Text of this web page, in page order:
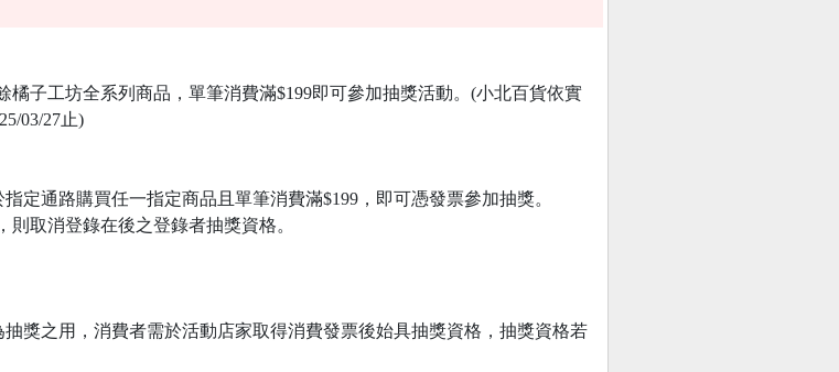
子工坊全系列商品，單筆消費滿$199即可參加抽獎活動。(小北百貨依實
03/27止)
定通路購買任一指定商品且單筆消費滿$199，即可憑發票參加抽獎。
取消登錄在後之登錄者抽獎資格。
獎之用，消費者需於活動店家取得消費發票後始具抽獎資格，抽獎資格若